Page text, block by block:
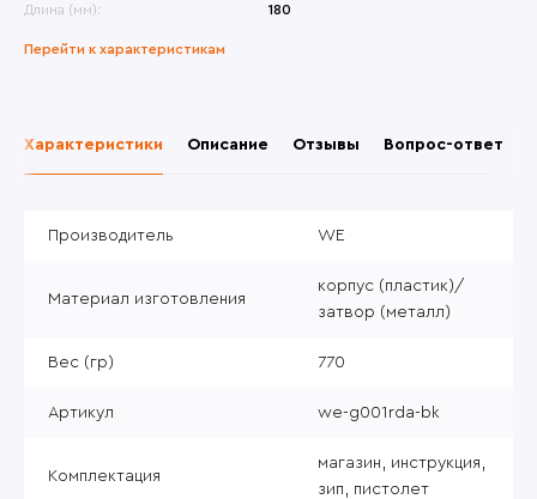
Длина (мм):
180
Перейти к характеристикам
Характеристики Описание Отзывы Вопрос-ответ
Производитель WE
Материал изготовления
корпус (пластик)/
затвор (металл)
Вес (гр) 770
Артикул we-g001rda-bk
Комплектация
магазин, инструкция,
зип, пистолет